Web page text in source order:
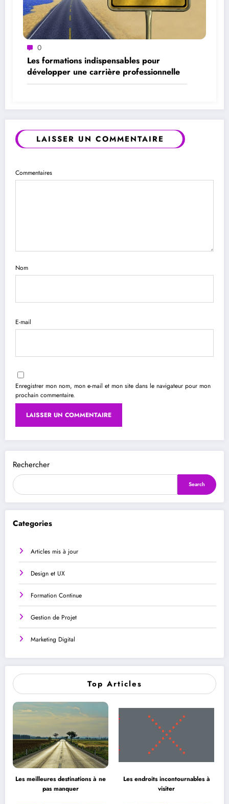
Rechercher
Search
Categories
Articles mis à jour
Design et UX
Formation Continue
Gestion de Projet
Marketing Digital
0
Les formations indispensables pour
développer une carrière professionnelle
LAISSER UN COMMENTAIRE
Commentaires
Nom
E-mail
Enregistrer mon nom, mon e-mail et mon site dans le navigateur pour mon
prochain commentaire.
Top Articles
Les meilleures destinations à ne
pas manquer
Les endroits incontournables à
visiter